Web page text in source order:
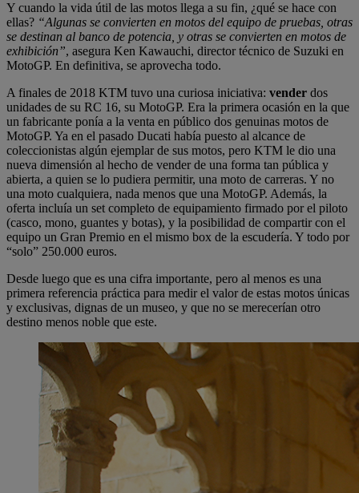
Y cuando la vida útil de las motos llega a su fin, ¿qué se hace con
ellas? “Algunas se convierten en motos del equipo de pruebas, otras
se destinan al banco de potencia, y otras se convierten en motos de
exhibición”, asegura Ken Kawauchi, director técnico de Suzuki en
MotoGP. En definitiva, se aprovecha todo.
A finales de 2018 KTM tuvo una curiosa iniciativa: vender dos
unidades de su RC 16, su MotoGP. Era la primera ocasión en la que
un fabricante ponía a la venta en público dos genuinas motos de
MotoGP. Ya en el pasado Ducati había puesto al alcance de
coleccionistas algún ejemplar de sus motos, pero KTM le dio una
nueva dimensión al hecho de vender de una forma tan pública y
abierta, a quien se lo pudiera permitir, una moto de carreras. Y no
una moto cualquiera, nada menos que una MotoGP. Además, la
oferta incluía un set completo de equipamiento firmado por el piloto
(casco, mono, guantes y botas), y la posibilidad de compartir con el
equipo un Gran Premio en el mismo box de la escudería. Y todo por
“solo” 250.000 euros.
Desde luego que es una cifra importante, pero al menos es una
primera referencia práctica para medir el valor de estas motos únicas
y exclusivas, dignas de un museo, y que no se merecerían otro
destino menos noble que este.